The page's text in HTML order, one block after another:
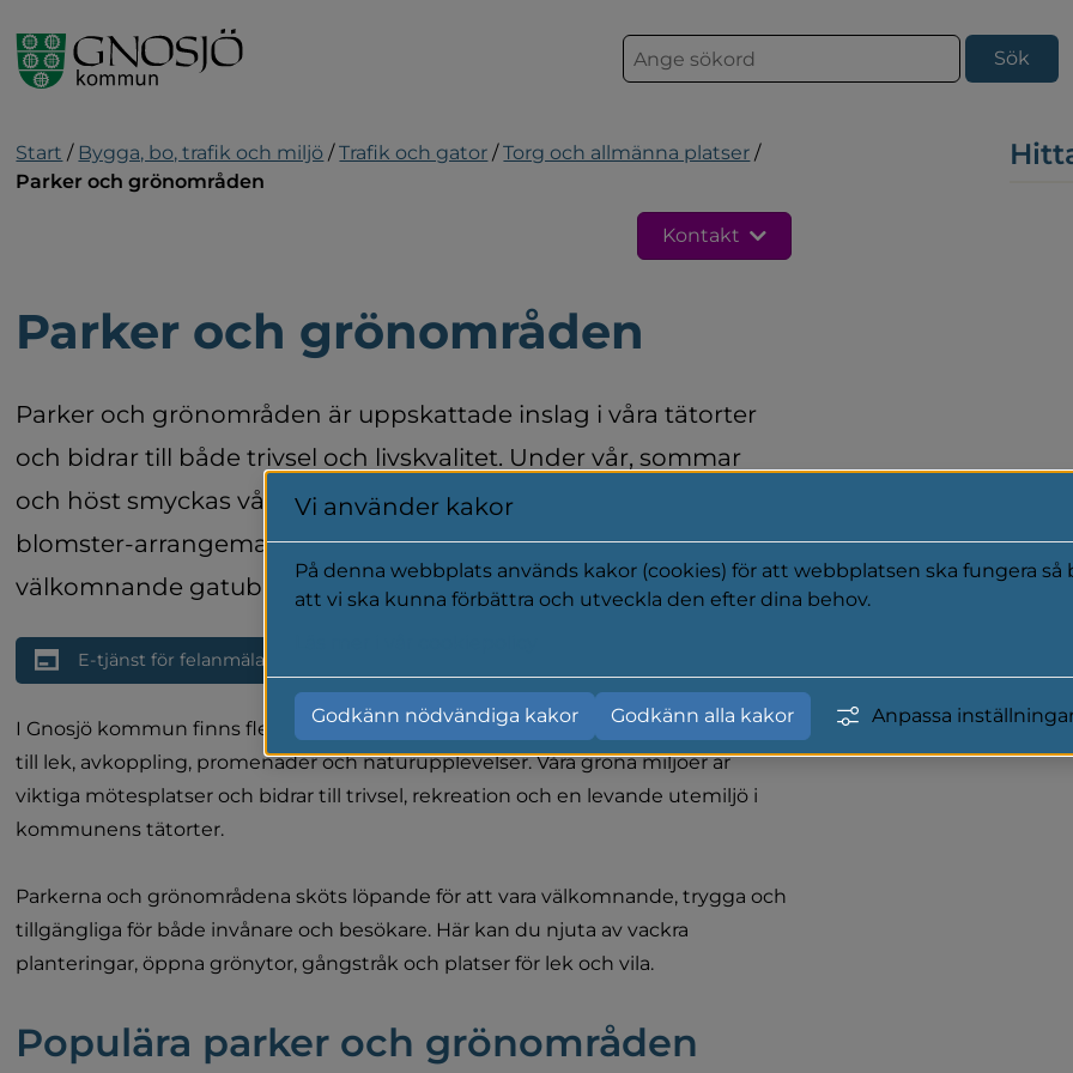
S
ö
Start / Bygga, bo, trafik och miljö / Trafik och gator / Torg och allmänna platser /
Parker och grönområden
Kontakt
Parker och grönområden
Parker och grönområden är uppskattade inslag i våra tätorter
och bidrar till både trivsel och livskvalitet. Under vår, sommar
och höst smyckas våra gator och offentliga miljöer med
blomster-arrangemang som ger färg och skapar en
välkomnande gatubild.
E-tjänst för felanmälan Gnosjö kommun
I Gnosjö kommun finns flera parker och grönområden som erbjuder möjlighet
till lek, avkoppling, promenader och naturupplevelser. Våra gröna miljöer är
viktiga mötesplatser och bidrar till trivsel, rekreation och en levande utemiljö i
kommunens tätorter.
Parkerna och grönområdena sköts löpande för att vara välkomnande, trygga och
tillgängliga för både invånare och besökare. Här kan du njuta av vackra
planteringar, öppna grönytor, gångstråk och platser för lek och vila.
Populära parker och grönområden
Vi använder kakor
På denna webbplats används kakor (cookies) för att webbplatsen ska fungera
att vi ska kunna förbättra och utveckla den efter dina behov.
Godkänn nödvändiga kakor Godkänn alla kakor Anpassa